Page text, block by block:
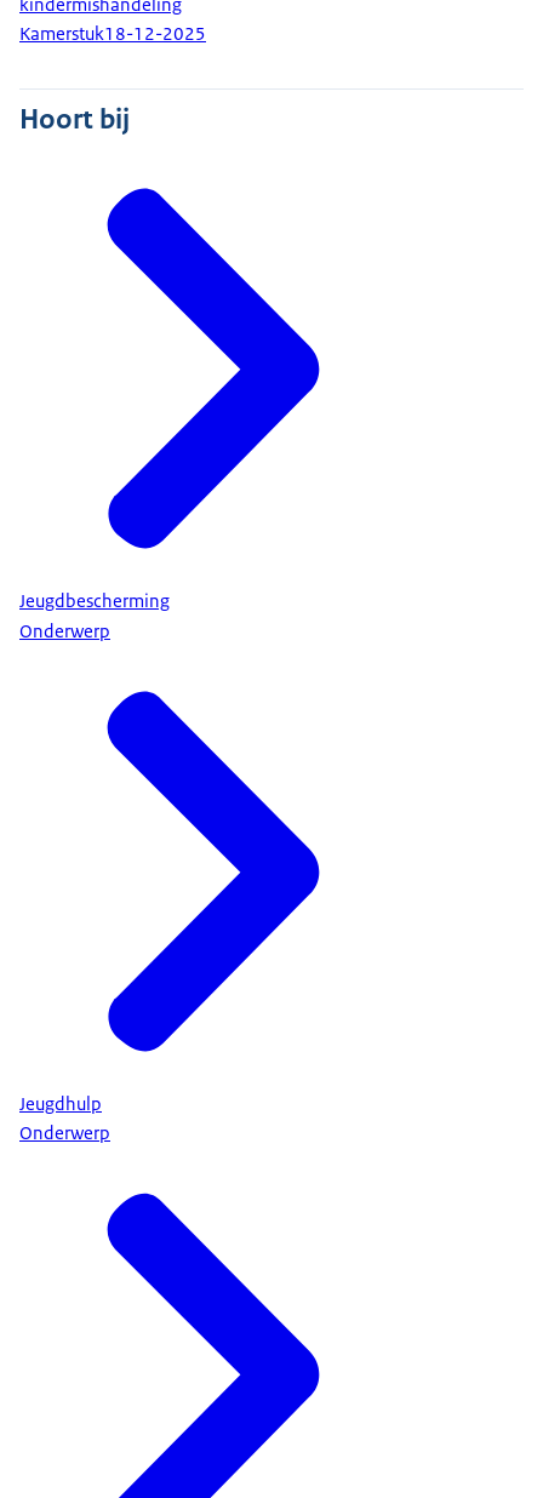
Kamerstuk18-12-2025
Hoort bij
Jeugdbescherming
Onderwerp
Jeugdhulp
Onderwerp